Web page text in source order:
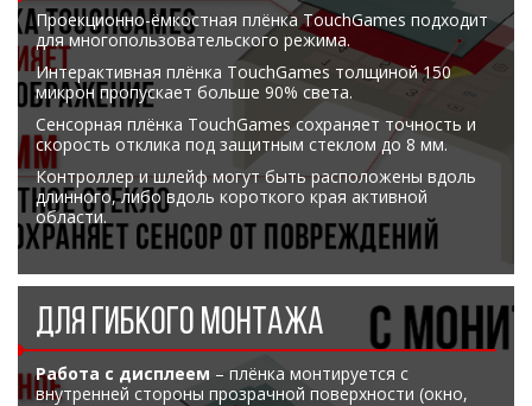
Проекционно-ёмкостная плёнка TouchGames подходит
для многопользовательского режима.
Интерактивная плёнка TouchGames толщиной 150
микрон пропускает больше 90% света.
Сенсорная плёнка TouchGames сохраняет точность и
скорость отклика под защитным стеклом до 8 мм.
Контроллер и шлейф могут быть расположены вдоль
длинного, либо вдоль короткого края активной
области.
ДЛЯ ГИБКОГО МОНТАЖА
Работа с дисплеем – плёнка монтируется с
внутренней стороны прозрачной поверхности (окно,